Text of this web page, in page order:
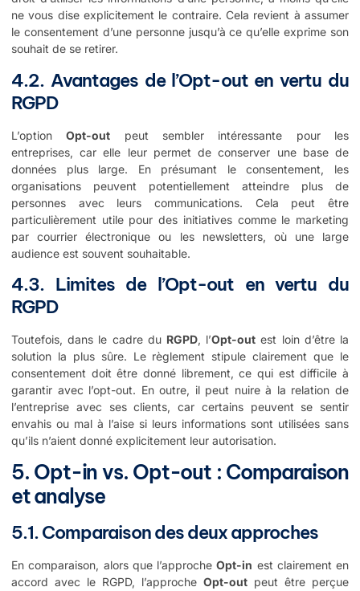
ne vous dise explicitement le contraire. Cela revient à assumer
le consentement d’une personne jusqu’à ce qu’elle exprime son
souhait de se retirer.
4.2. Avantages de l’Opt-out en vertu du
RGPD
L’optionOpt-out peut sembler intéressante pour les
entreprises, car elle leur permet de conserver une base de
données plus large. En présumant le consentement, les
organisations peuvent potentiellement atteindre plus de
personnes avec leurs communications. Cela peut être
particulièrement utile pour des initiatives comme le marketing
par courrier électronique ou les newsletters, où une large
audience est souvent souhaitable.
4.3. Limites de l’Opt-out en vertu du
RGPD
Toutefois, dans le cadre du RGPD, l’Opt-out est loin d’être la
solution la plus sûre. Le règlement stipule clairement que le
consentement doit être donné librement, ce qui est difficile à
garantir avec l’opt-out. En outre, il peut nuire à la relation de
l’entreprise avec ses clients, car certains peuvent se sentir
envahis ou mal à l’aise si leurs informations sont utilisées sans
qu’ils n’aient donné explicitement leur autorisation.
5. Opt-in vs. Opt-out : Comparaison
et analyse
5.1. Comparaison des deux approches
En comparaison, alors que l’approcheOpt-in est clairement en
accord avec le RGPD, l’approche Opt-out peut être perçue